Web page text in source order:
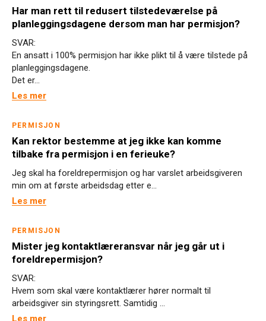
Har man rett til redusert tilstedeværelse på
planleggingsdagene dersom man har permisjon?
SVAR:
En ansatt i 100% permisjon har ikke plikt til å være tilstede på
planleggingsdagene.
Det er...
Les mer
PERMISJON
Kan rektor bestemme at jeg ikke kan komme
tilbake fra permisjon i en ferieuke?
Jeg skal ha foreldrepermisjon og har varslet arbeidsgiveren
min om at første arbeidsdag etter e...
Les mer
PERMISJON
Mister jeg kontaktlæreransvar når jeg går ut i
foreldrepermisjon?
SVAR:
Hvem som skal være kontaktlærer hører normalt til
arbeidsgiver sin styringsrett. Samtidig ...
Les mer